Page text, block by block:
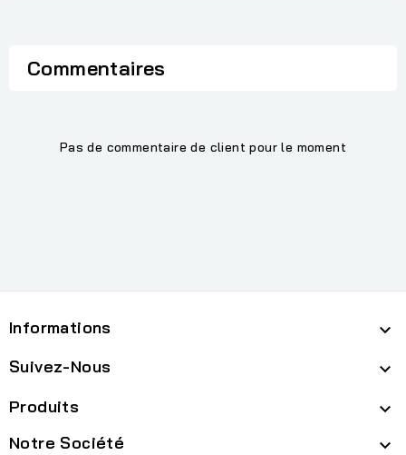
Commentaires
Pas de commentaire de client pour le moment
Informations 
Suivez-Nous 
Produits 
Notre Société 